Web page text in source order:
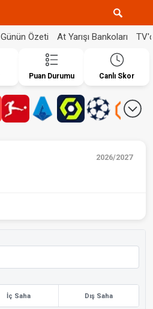
Günün Özeti At Yarışı Bankoları
Puan Durumu Canlı Skor
2026/2027
İç Saha Dış Saha